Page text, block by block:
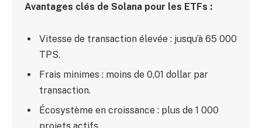
Avantages clés de Solana pour les ETFs :
Vitesse de transaction élevée : jusqu’à 65 000
TPS.
Frais minimes : moins de 0,01 dollar par
transaction.
Écosystème en croissance : plus de 1 000